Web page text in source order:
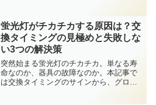
クニック、便利な代替アイテムまで詳し
くご紹介します。
蛍光灯がチカチカする原因は？交
換タイミングの見極めと失敗しな
い3つの解決策
突然始まる蛍光灯のチカチカ。単なる寿
命なのか、器具の故障なのか。本記事で
は交換タイミングのサインから、グロー